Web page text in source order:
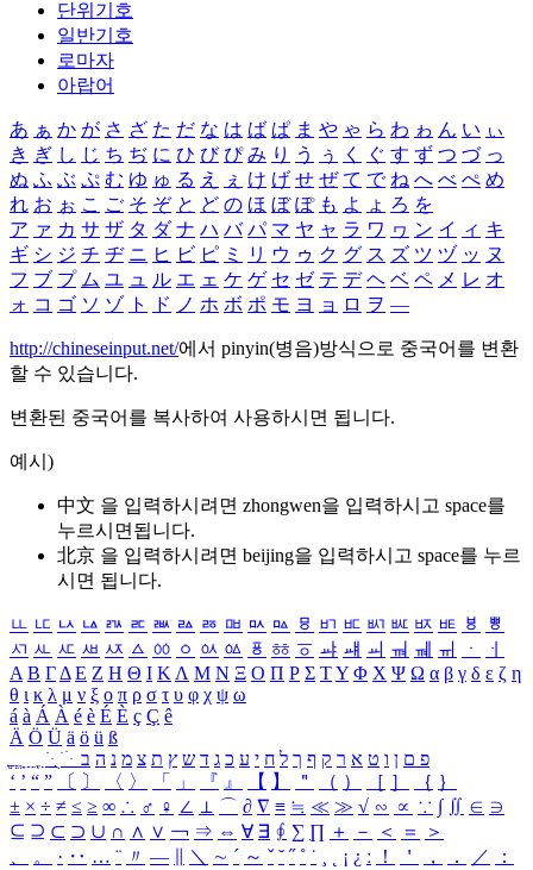
단위기호
일반기호
로마자
아랍어
あ ぁ か が さ ざ た だ な は ば ぱ ま や ゃ ら わ ゎ ん い ぃ
き ぎ し じ ち ぢ に ひ び ぴ み り う ぅ く ぐ す ず つ づ っ
ぬ ふ ぶ ぷ む ゆ ゅ る え ぇ け げ せ ぜ て で ね へ べ ぺ め
れ お ぉ こ ご そ ぞ と ど の ほ ぼ ぽ も よ ょ ろ を
ア ァ カ サ ザ タ ダ ナ ハ バ パ マ ヤ ャ ラ ワ ヮ ン イ ィ キ
ギ シ ジ チ ヂ ニ ヒ ビ ピ ミ リ ウ ゥ ク グ ス ズ ツ ヅ ッ ヌ
フ ブ プ ム ユ ュ ル エ ェ ケ ゲ セ ゼ テ デ ヘ ベ ペ メ レ オ
ォ コ ゴ ソ ゾ ト ド ノ ホ ボ ポ モ ヨ ョ ロ ヲ ―
http://chineseinput.net/에서 pinyin(병음)방식으로 중국어를 변환
할 수 있습니다.
변환된 중국어를 복사하여 사용하시면 됩니다.
예시)
中文 을 입력하시려면 zhongwen을 입력하시고 space를
누르시면됩니다.
北京 을 입력하시려면 beijing을 입력하시고 space를 누르
시면 됩니다.
ㅥ ㅦ ㅧ ㅨ ㅩ ㅪ ㅫ ㅬ ㅭ ㅮ ㅯ ㅰ ㅱ ㅲ ㅳ ㅴ ㅵ ㅶ ㅷ ㅸ
ㅹ
ㅺ ㅻ ㅼ ㅽ ㅾ ㅿ ㆀ ㆁ ㆂ ㆃ ㆄ ㆅ ㆆ ㆇ ㆈ ㆉ ㆊ ㆋ ㆌ ㆍ
ㆎ
Α Β ΓΔ Ε Ζ Η Θ Ι ΚΛ Μ Ν Ξ Ο Π Ρ Σ ΤΥ Φ Χ Ψ Ω α β γ δ ε ζ η
θ ι κ λ μ ν ξ ο π ρ σ τ υ φ χ ψ ω
á à Á À é è É È ç Ç ê
Ä Ö Ü ä ö ü ß
ִֶֹ ֻּ ׁׂ פ ם ן ו ט א ר ק ף ך ל ח י ע כ ג ד ש ץ ת צ מ נ ה ב
‘ ’ “ ” 〔 〕 〈 〉 「 」 『 』 【 】 ＂ （ ） ［ ］ ｛ ｝
± × ÷ ≠ ≤ ≥ ∞ ∴ ♂ ♀ ∠ ⊥ ⌒ ∂ ∇ ≡ ≒ ≪ ≫ √ ∽ ∝ ∵ ∫ ∬ ∈ ∋
⊆ ⊇ ⊂ ⊃ ∪ ∩ ∧ ∨ ￢ ⇒ ⇔ ∀ ∃ ∮ ∑ ∏ ＋ － ＜ ＝
＞
、
。 · ‥ … ¨ 〃 ― ＼ ∼ ´ ～ ˇ ˘ ˝ ˚ ˙ ¸ ¡ ¿ ː ！ ＇ ， ． ／
：